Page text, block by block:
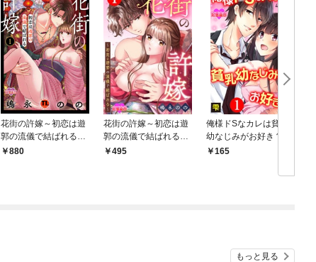
花街の許嫁～初恋は遊
郭の流儀で結ばれる～
【単行本版】 1 【電子
880
花街の許嫁～初恋は遊
郭の流儀で結ばれる～
1 495
俺様ドSなカレは貧乳
幼なじみがお好き？ 1
165
もっと見る